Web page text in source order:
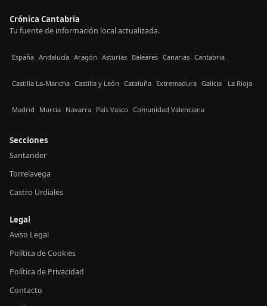
Crónica Cantabria
Tu fuente de información local actualizada.
España Andalucía Aragón Asturias Baleares Canarias Cantabria
Castilla La-Mancha Castilla y León Cataluña Extremadura Galicia La Rioja
Madrid Murcia Navarra País Vasco Comunidad Valenciana
Secciones
Santander
Torrelavega
Castro Urdiales
Legal
Aviso Legal
Política de Cookies
Política de Privacidad
Contacto